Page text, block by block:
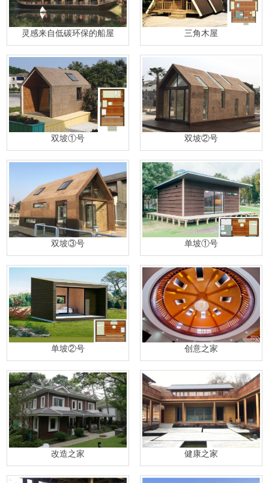
灵感来自低碳环保的船屋 三角木屋
双坡①号 双坡②号
双坡③号 单坡①号
单坡②号 创意之家
改造之家 健康之家